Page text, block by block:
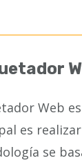
Web
es
se